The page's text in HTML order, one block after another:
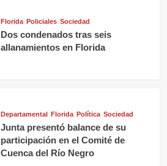
Florida Policiales Sociedad
Dos condenados tras seis
allanamientos en Florida
Departamental Florida Política Sociedad
Junta presentó balance de su
participación en el Comité de
Cuenca del Río Negro